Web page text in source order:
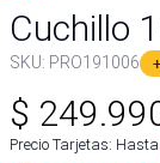
Cuchillo
SKU: PRO191006
$
Precio Tarjetas: Hasta